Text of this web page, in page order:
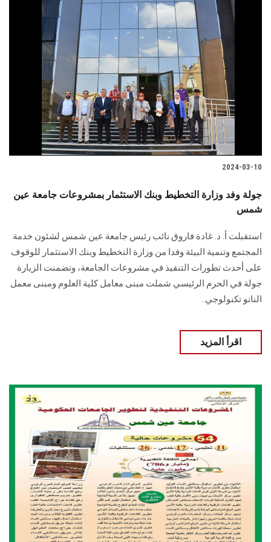
2024-03-10
جولة وفد وزارة التخطيط وبنك الاستثمار بمشروعات جامعة عين
شمس
استقبلت أ. د. غادة فاروق نائب رئيس جامعة عين شمس لشئون خدمة
المجتمع وتنمية البيئة وفدا ‏من وزارة التخطيط وبنك الاستثمار للوقوف
على أحدث تطورات التنفيذ في مشروعات الجامعة، ‏وتضمنت الزيارة
جولة في الحرم الرئيسي شملت مبنى معامل كلية العلوم ومبنى معمل
النانو ‏تكنولوجي..
اقرأ المزيد